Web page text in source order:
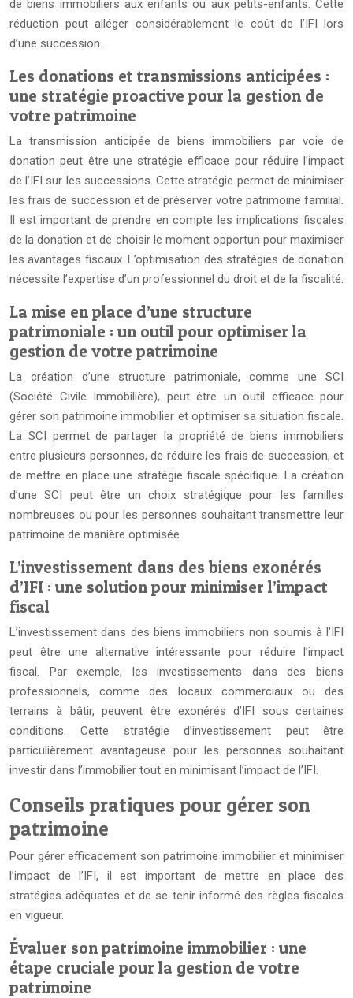
de biens immobiliers aux enfants ou aux petits-enfants. Cette
réduction peut alléger considérablement le coût de l’IFI lors
d’une succession.
Les donations et transmissions anticipées :
une stratégie proactive pour la gestion de
votre patrimoine
La transmission anticipée de biens immobiliers par voie de
donation peut être une stratégie efficace pour réduire l’impact
de l’IFI sur les successions. Cette stratégie permet de minimiser
les frais de succession et de préserver votre patrimoine familial.
Il est important de prendre en compte les implications fiscales
de la donation et de choisir le moment opportun pour maximiser
les avantages fiscaux. L’optimisation des stratégies de donation
nécessite l’expertise d’un professionnel du droit et de la fiscalité.
La mise en place d’une structure
patrimoniale : un outil pour optimiser la
gestion de votre patrimoine
La création d’une structure patrimoniale, comme une SCI
(Société Civile Immobilière), peut être un outil efficace pour
gérer son patrimoine immobilier et optimiser sa situation fiscale.
La SCI permet de partager la propriété de biens immobiliers
entre plusieurs personnes, de réduire les frais de succession, et
de mettre en place une stratégie fiscale spécifique. La création
d’une SCI peut être un choix stratégique pour les familles
nombreuses ou pour les personnes souhaitant transmettre leur
patrimoine de manière optimisée.
L’investissement dans des biens exonérés
d’IFI : une solution pour minimiser l’impact
fiscal
L’investissement dans des biens immobiliers non soumis à l’IFI
peut être une alternative intéressante pour réduire l’impact
fiscal. Par exemple, les investissements dans des biens
professionnels, comme des locaux commerciaux ou des
terrains à bâtir, peuvent être exonérés d’IFI sous certaines
conditions. Cette stratégie d’investissement peut être
particulièrement avantageuse pour les personnes souhaitant
investir dans l’immobilier tout en minimisant l’impact de l’IFI.
Conseils pratiques pour gérer son
patrimoine
Pour gérer efficacement son patrimoine immobilier et minimiser
l’impact de l’IFI, il est important de mettre en place des
stratégies adéquates et de se tenir informé des règles fiscales
en vigueur.
Évaluer son patrimoine immobilier : une
étape cruciale pour la gestion de votre
patrimoine